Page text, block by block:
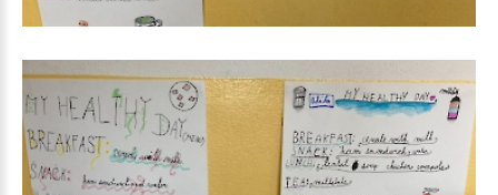
My healthy day_5